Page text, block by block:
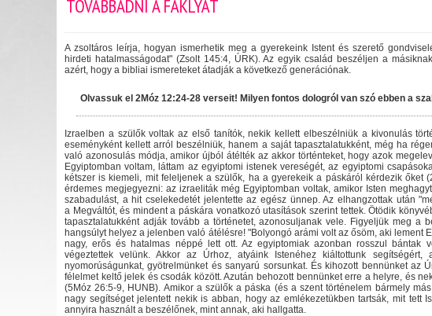
TOVÁBBADNI A FÁKLYÁT
A zsoltáros leírja, hogyan ismerhetik meg a gyerekeink Istent és szerető
hirdeti hatalmasságodat" (Zsolt 145:4, ÚRK). Az egyik család beszéljen a
azért, hogy a bibliai ismereteket átadják a következő generációnak.
Olvassuk el 2Móz 12:24-28 verseit! Milyen fontos dologról van szó ebben a
Izraelben a szülők voltak az első tanítók, nekik kellett elbeszélniük a kivonulás
eseményként kellett arról beszélniük, hanem a saját tapasztalatukként, még ha
való azonosulás módja, amikor újból átélték az akkor történteket, hogy azok
Egyiptomban voltam, láttam az egyiptomi istenek vereségét, az egyiptomi
kétszer is kiemeli, mit feleljenek a szülők, ha a gyerekeik a páskáról kérdezik őket
érdemes megjegyezni: az izraeliták még Egyiptomban voltak, amikor Isten
szabadulást, a hit cselekedetét jelentette az egész ünnep. Az elhangzottak után
a Megváltót, és mindent a páskára vonatkozó utasítások szerint tettek. Ötödik
tapasztalatukként adják tovább a történetet, azonosuljanak vele. Figyeljük meg a
hangsúlyt helyez a jelenben való átélésre! "Bolyongó arámi volt az ősöm, aki lement
nagy, erős és hatalmas néppé lett ott. Az egyiptomiak azonban rosszul bántak
végeztettek velünk. Akkor az Úrhoz, atyáink Istenéhez kiáltottunk
nyomorúságunkat, gyötrelmünket és sanyarú sorsunkat. És kihozott bennünket az
félelmet keltő jelek és csodák között. Azután behozott bennünket erre a helyre, és
(5Móz 26:5-9, HUNB). Amikor a szülők a páska (és a szent történelem bármely
nagy segítséget jelentett nekik is abban, hogy az emlékezetükben tartsák, mit tett
annyira használt a beszélőnek, mint annak, aki hallgatta.